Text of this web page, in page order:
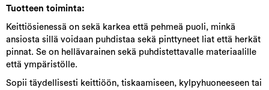
Tuotteen toiminta:
Keittiösienessä on sekä karkea että pehmeä puoli, minkä
ansiosta sillä voidaan puhdistaa sekä pinttyneet liat että herkät
pinnat. Se on hellävarainen sekä puhdistettavalle materiaalille
että ympäristölle.
Sopii täydellisesti keittiöön, tiskaamiseen, kylpyhuoneeseen tai